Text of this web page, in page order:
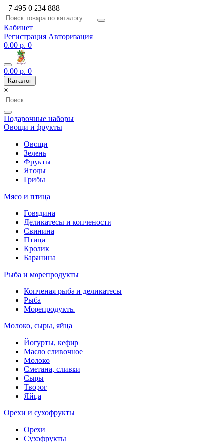
+7 495 0 234 888
Кабинет
Регистрация Авторизация
0.00 р. 0
0.00 р. 0
Каталог
×
Подарочные наборы
Овощи и фрукты
Овощи
Зелень
Фрукты
Ягоды
Грибы
Мясо и птица
Говядина
Деликатесы и копчености
Свинина
Птица
Кролик
Баранина
Рыба и морепродукты
Копченая рыба и деликатесы
Рыба
Морепродукты
Молоко, сыры, яйца
Йогурты, кефир
Масло сливочное
Молоко
Сметана, сливки
Сыры
Творог
Яйца
Орехи и сухофрукты
Орехи
Сухофрукты